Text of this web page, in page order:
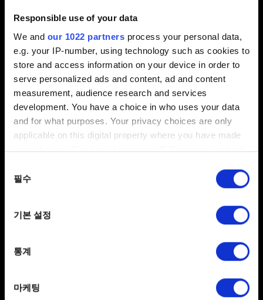
Responsible use of your data
We and our 1022 partners process your personal data,
e.g. your IP-number, using technology such as cookies to
store and access information on your device in order to
serve personalized ads and content, ad and content
measurement, audience research and services
development. You have a choice in who uses your data
and for what purposes. Your privacy choices are only
applicable on this digital property where you have made
your choices. You can change or withdraw your consent
the Privacy trigger icon.
Collect information about your geographical
Identify your device by actively scanning it for
Find out more about how your personal data is processed
선택
필수
기본 설정
통계
마케팅
0/20
파일 추가
보고서에 파일을 첨부할 수 있습니다. 예를 들어 그래픽
문제인 경우, 스크린샷을 첨부할 수 있습니다.
첨부 파일의 크기는 최대 12MB입니다.